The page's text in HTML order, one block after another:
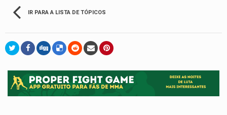
IR PARA A LISTA DE TÓPICOS